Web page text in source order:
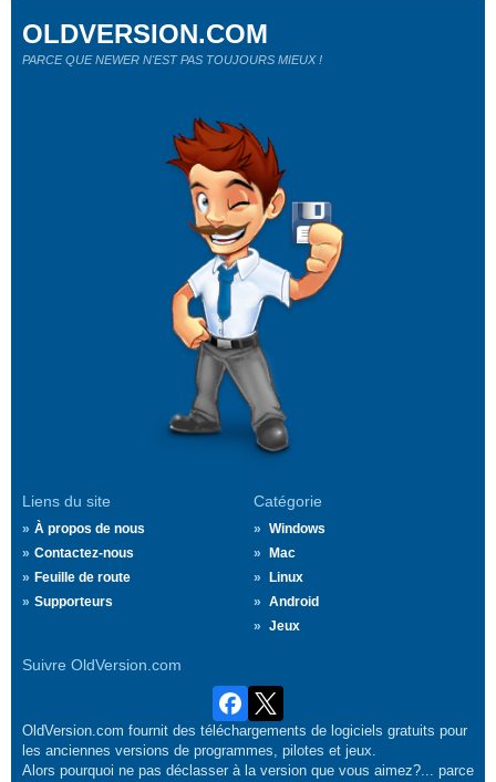
Liens du site
À propos de nous
Contactez-nous
Feuille de route
Supporteurs
Catégorie
Windows
Mac
Linux
Android
Jeux
Suivre OldVersion.com
OLDVERSION.COM
PARCE QUE NEWER N'EST PAS TOUJOURS MIEUX !
OldVersion.com fournit des téléchargements de logiciels gratuits pour
les anciennes versions de programmes, pilotes et jeux.
Alors pourquoi ne pas déclasser à la version que vous aimez?... parce